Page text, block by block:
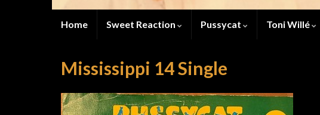
Home Sweet Reaction Pussycat Toni Willé
Mississippi 14 Single